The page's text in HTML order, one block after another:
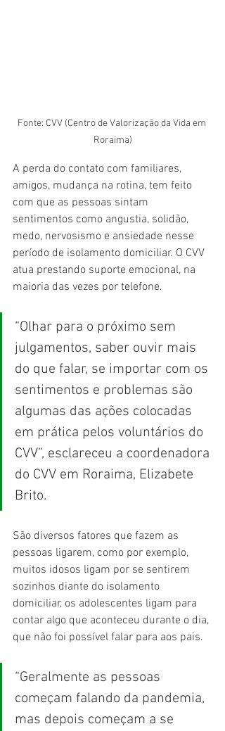
Fonte: CVV (Centro de Valorização da Vida em
Roraima)
A perda do contato com familiares,
amigos, mudança na rotina, tem feito
com que as pessoas sintam
sentimentos como angustia, solidão,
medo, nervosismo e ansiedade nesse
período de isolamento domiciliar. O CVV
atua prestando suporte emocional, na
maioria das vezes por telefone.
“Olhar para o próximo sem
julgamentos, saber ouvir mais
do que falar, se importar com os
sentimentos e problemas são
algumas das ações colocadas
em prática pelos voluntários do
CVV”, esclareceu a coordenadora
do CVV em Roraima, Elizabete
Brito.
São diversos fatores que fazem as
pessoas ligarem, como por exemplo,
muitos idosos ligam por se sentirem
sozinhos diante do isolamento
domiciliar, os adolescentes ligam para
contar algo que aconteceu durante o dia,
que não foi possível falar para aos pais.
“Geralmente as pessoas
começam falando da pandemia,
mas depois começam a se